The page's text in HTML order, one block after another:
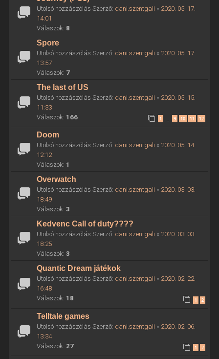
Utolsó hozzászólás Szerző: dani.szentgali « 2020. 05. 17.
14:01
Válaszok: 8
Spore
Utolsó hozzászólás Szerző: dani.szentgali « 2020. 05. 17.
13:57
Válaszok: 7
The last of US
Utolsó hozzászólás Szerző: dani.szentgali « 2020. 05. 15.
11:33
Válaszok: 166 1 9 10 11 12
Doom
Utolsó hozzászólás Szerző: dani.szentgali « 2020. 05. 14.
12:12
Válaszok: 1
Overwatch
Utolsó hozzászólás Szerző: dani.szentgali « 2020. 03. 03.
18:49
Válaszok: 3
Kedvenc Call of duty????
Utolsó hozzászólás Szerző: dani.szentgali « 2020. 03. 03.
18:25
Válaszok: 3
Quantic Dream játékok
Utolsó hozzászólás Szerző: dani.szentgali « 2020. 02. 22.
16:48
Válaszok: 18 1 2
Telltale games
Utolsó hozzászólás Szerző: dani.szentgali « 2020. 02. 06.
13:34
Válaszok: 27 1 2